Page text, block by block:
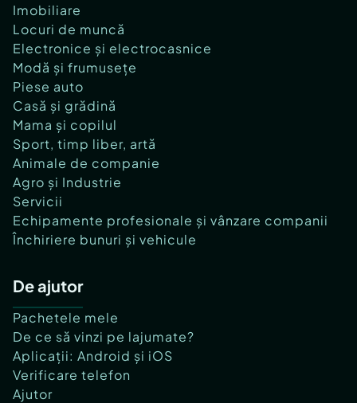
Imobiliare
Locuri de muncă
Electronice și electrocasnice
Modă și frumusețe
Piese auto
Casă și grădină
Mama și copilul
Sport, timp liber, artă
Animale de companie
Agro și Industrie
Servicii
Echipamente profesionale și vânzare companii
Închiriere bunuri și vehicule
De ajutor
Pachetele mele
De ce să vinzi pe lajumate?
Aplicații: Android și iOS
Verificare telefon
Ajutor